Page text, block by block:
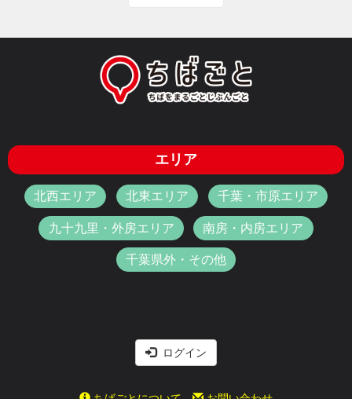
エリア
北西エリア 北東エリア 千葉・市原エリア
九十九里・外房エリア 南房・内房エリア
千葉県外・その他
ログイン